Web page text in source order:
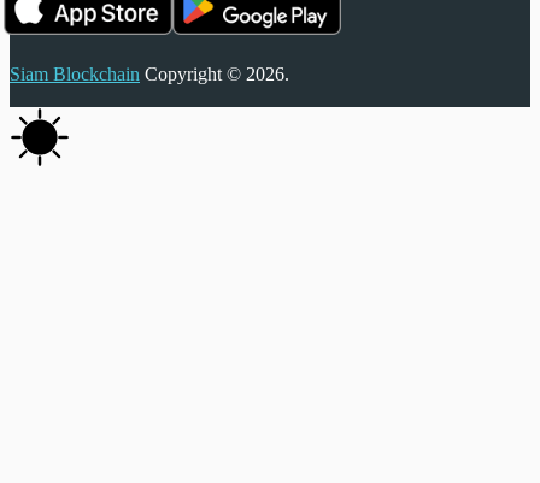
Siam Blockchain Copyright © 2026.